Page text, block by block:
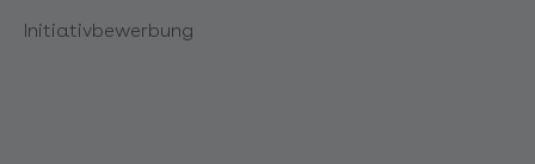
Initiativbewerbung